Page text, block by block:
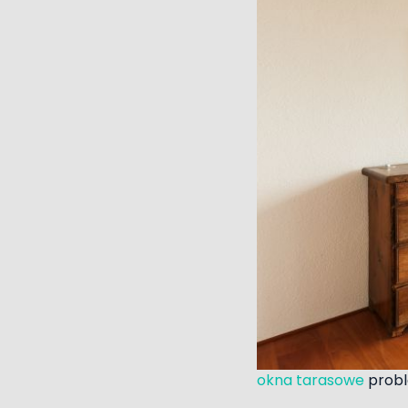
okna tarasowe